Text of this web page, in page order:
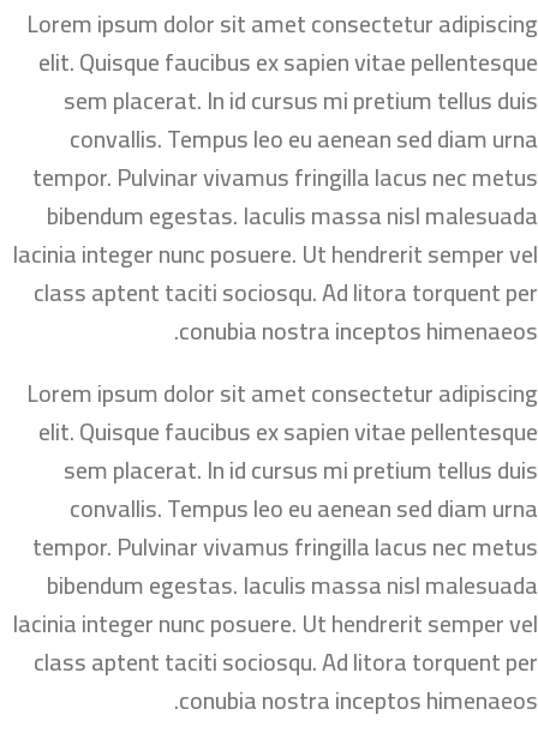
Lorem ipsum dolor sit amet consectetur adipiscing
elit. Quisque faucibus ex sapien vitae pellentesque
sem placerat. In id cursus mi pretium tellus duis
convallis. Tempus leo eu aenean sed diam urna
tempor. Pulvinar vivamus fringilla lacus nec metus
bibendum egestas. Iaculis massa nisl malesuada
lacinia integer nunc posuere. Ut hendrerit semper vel
class aptent taciti sociosqu. Ad litora torquent per
conubia nostra inceptos himenaeos.
Lorem ipsum dolor sit amet consectetur adipiscing
elit. Quisque faucibus ex sapien vitae pellentesque
sem placerat. In id cursus mi pretium tellus duis
convallis. Tempus leo eu aenean sed diam urna
tempor. Pulvinar vivamus fringilla lacus nec metus
bibendum egestas. Iaculis massa nisl malesuada
lacinia integer nunc posuere. Ut hendrerit semper vel
class aptent taciti sociosqu. Ad litora torquent per
conubia nostra inceptos himenaeos.